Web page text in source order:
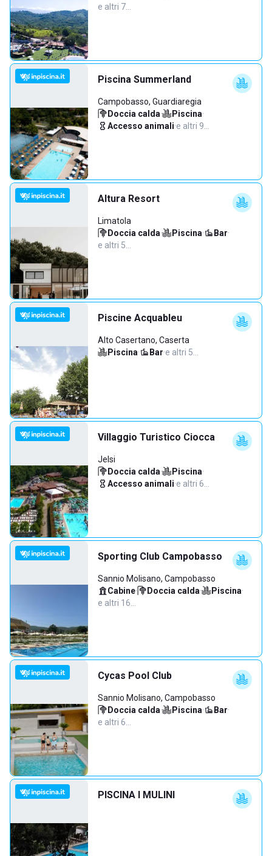
e altri 7…
Piscina Summerland
Campobasso, Guardiaregia
Doccia calda· Piscina·
Accesso animali·e altri 9…
Altura Resort
Limatola
Doccia calda· Piscina· Bar·
e altri 5…
Piscine Acquableu
Alto Casertano, Caserta
Piscina· Bar·e altri 5…
Villaggio Turistico Ciocca
Jelsi
Doccia calda· Piscina·
Accesso animali·e altri 6…
Sporting Club Campobasso
Sannio Molisano, Campobasso
Cabine· Doccia calda· Piscina·
e altri 16…
Cycas Pool Club
Sannio Molisano, Campobasso
Doccia calda· Piscina· Bar·
e altri 6…
PISCINA I MULINI